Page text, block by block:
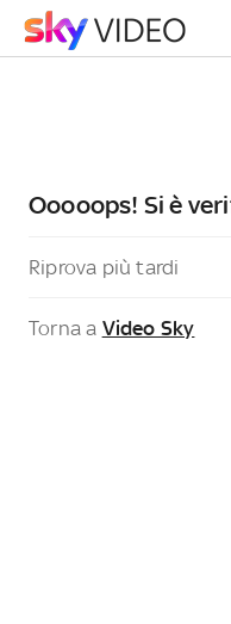
Ooooops! Si è
Riprova più tardi
Torna a Video Sky